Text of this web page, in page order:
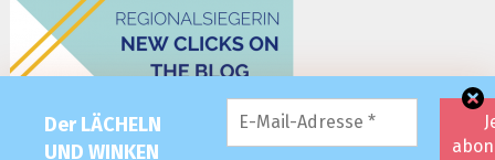
Der LÄCHELN
UND WINKEN